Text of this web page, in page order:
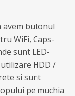
avem butonul
WiFi, Caps-
sunt LED-
HDD /
si sunt
pe muchia